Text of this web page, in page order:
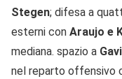
Stegen; difesa a
esterni con Araujo e
mediana. spazio a
nel reparto offensivo